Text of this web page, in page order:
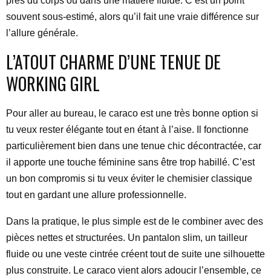
souvent sous-estimé, alors qu’il fait une vraie différence sur
l’allure générale.
L’ATOUT CHARME D’UNE TENUE DE
WORKING GIRL
Pour aller au bureau, le caraco est une très bonne option si
tu veux rester élégante tout en étant à l’aise. Il fonctionne
particulièrement bien dans une tenue chic décontractée, car
il apporte une touche féminine sans être trop habillé. C’est
un bon compromis si tu veux éviter le chemisier classique
tout en gardant une allure professionnelle.
Dans la pratique, le plus simple est de le combiner avec des
pièces nettes et structurées. Un pantalon slim, un tailleur
fluide ou une veste cintrée créent tout de suite une silhouette
plus construite. Le caraco vient alors adoucir l’ensemble, ce